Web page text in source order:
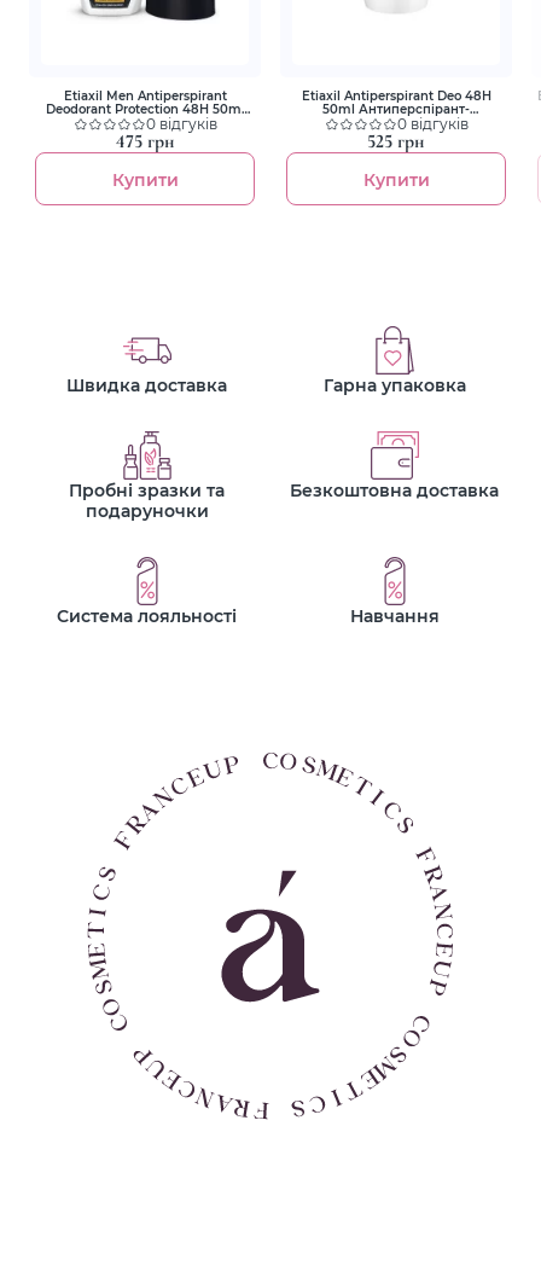
Etiaxil Men Antiperspirant
Deodorant Protection 48H 50ml
Антиперспірант чоловічий,
захист 48 годин, Roll-on
0 відгуків
475 грн
Купити
Etiaxil Antiperspirant Deo 48H
50ml Антиперспірант-
дезодорант, захист 48 годин,
Roll-on
0 відгуків
525 грн
Купити
Швидка доставка Гарна упаковка
Пробні зразки та
подаруночки
Безкоштовна доставка
Система лояльності Навчання